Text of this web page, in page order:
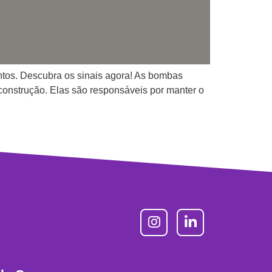
Descubra os sinais agora! As bombas
Elas são responsáveis por manter o